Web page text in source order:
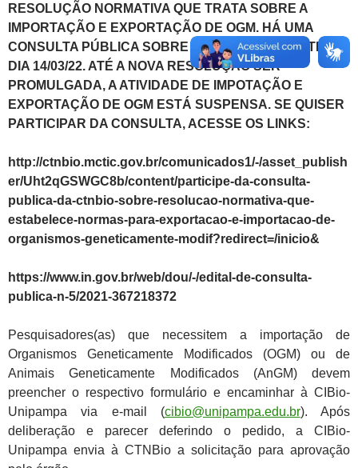
RESOLUÇÃO NORMATIVA QUE TRATA SOBRE A
IMPORTAÇÃO E EXPORTAÇÃO DE OGM. HÁ UMA
CONSULTA PÚBLICA SOBRE O TEMA ABERTA ATÉ O
DIA 14/03/22. ATÉ A NOVA RESOLUÇÃO SER
PROMULGADA, A ATIVIDADE DE IMPOTAÇÃO E
EXPORTAÇÃO DE OGM ESTÁ SUSPENSA. SE QUISER
PARTICIPAR DA CONSULTA, ACESSE OS LINKS:
http://ctnbio.mctic.gov.br/comunicados1/-/asset_publish
er/Uht2qGSWGC8b/content/participe-da-consulta-
publica-da-ctnbio-sobre-resolucao-normativa-que-
estabelece-normas-para-exportacao-e-importacao-de-
organismos-geneticamente-modif?redirect=/inicio&
https://www.in.gov.br/web/dou/-/edital-de-consulta-
publica-n-5/2021-367218372
Pesquisadores(as) que necessitem a importação de
Organismos Geneticamente Modificados (OGM) ou de
Animais Geneticamente Modificados (AnGM) devem
preencher o respectivo formulário e encaminhar à CIBio-
Unipampa via e-mail (cibio@unipampa.edu.br). Após
deliberação e parecer deferindo o pedido, a CIBio-
Unipampa envia à CTNBio a solicitação para aprovação